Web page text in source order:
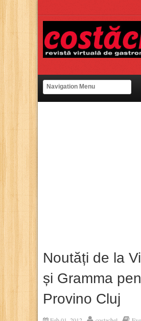
Noutăți de la
și Gramma
Provino Cluj